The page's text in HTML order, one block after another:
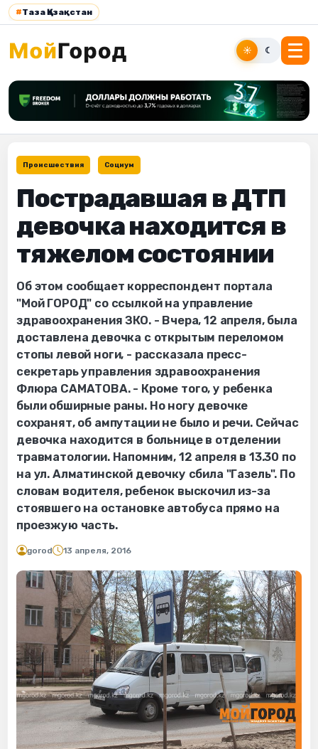
#Таза Қазақстан
☀ ☾
Происшествия Социум
Пострадавшая в ДТП
девочка находится в
тяжелом состоянии
Об этом сообщает корреспондент портала
"Мой ГОРОД" со ссылкой на управление
здравоохранения ЗКО. - Вчера, 12 апреля, была
доставлена девочка с открытым переломом
стопы левой ноги, - рассказала пресс-
секретарь управления здравоохранения
Флюра САМАТОВА. - Кроме того, у ребенка
были обширные раны. Но ногу девочке
сохранят, об ампутации не было и речи. Сейчас
девочка находится в больнице в отделении
травматологии. Напомним, 12 апреля в 13.30 по
на ул. Алматинской девочку сбила "Газель". По
словам водителя, ребенок выскочил из-за
стоявшего на остановке автобуса прямо на
проезжую часть.
gorod 13 апреля, 2016